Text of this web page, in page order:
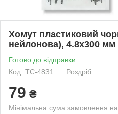
Хомут пластиковий
нейлонова), 4.8x300 мм
Готово до відправки
Код: TC-4831
Роздріб
79 ₴
Мінімальна сума замовлення